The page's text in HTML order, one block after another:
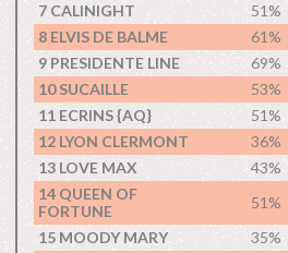
7 CALINIGHT
51%
8 ELVIS DE BALME
61%
9 PRESIDENTE LINE
69%
10 SUCAILLE
53%
11 ECRINS {AQ}
51%
12 LYON CLERMONT
36%
13 LOVE MAX
43%
14 QUEEN OF
FORTUNE
51%
15 MOODY MARY
35%